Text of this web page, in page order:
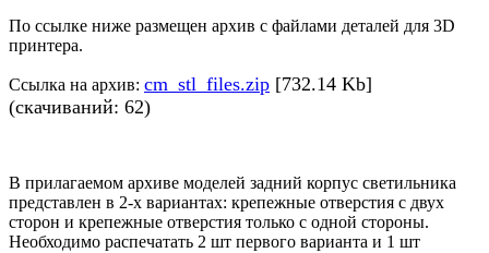
По ссылке ниже размещен архив с файлами деталей для 3D
принтера.
Ссылка на архив: cm_stl_files.zip [732.14 Kb]
(скачиваний: 62)
В прилагаемом архиве моделей задний корпус светильника
представлен в 2-х вариантах: крепежные отверстия с двух
сторон и крепежные отверстия только с одной стороны.
Необходимо распечатать 2 шт первого варианта и 1 шт